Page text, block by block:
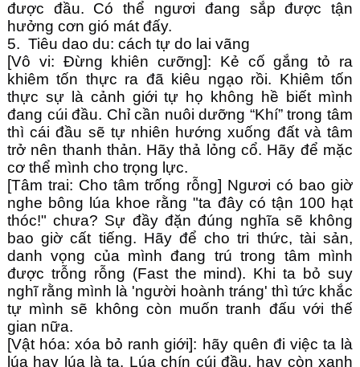
được đầu. Có thể ngươi đang sắp được tận
hưởng cơn gió mát đấy.
5. Tiêu dao du: cách tự do lai vãng
[Vô vi: Đừng khiên cưỡng]: Kẻ cố gắng tỏ ra
khiêm tốn thực ra đã kiêu ngạo rồi. Khiêm tốn
thực sự là cảnh giới tự họ không hề biết mình
đang cúi đầu. Chỉ cần nuôi dưỡng “Khí” trong tâm
thì cái đầu sẽ tự nhiên hướng xuống đất và tâm
trở nên thanh thản. Hãy thả lỏng cổ. Hãy để mặc
cơ thể mình cho trọng lực.
[Tâm trai: Cho tâm trống rỗng] Ngươi có bao giờ
nghe bông lúa khoe rằng "ta đây có tận 100 hạt
thóc!" chưa? Sự đầy đặn đúng nghĩa sẽ không
bao giờ cất tiếng. Hãy để cho tri thức, tài sản,
danh vọng của mình đang trú trong tâm mình
được trỗng rỗng (Fast the mind). Khi ta bỏ suy
nghĩ rằng mình là 'người hoành tráng' thì tức khắc
tự mình sẽ không còn muốn tranh đấu với thế
gian nữa.
[Vật hóa: xóa bỏ ranh giới]: hãy quên đi việc ta là
lúa hay lúa là ta. Lúa chín cúi đầu, hay còn xanh